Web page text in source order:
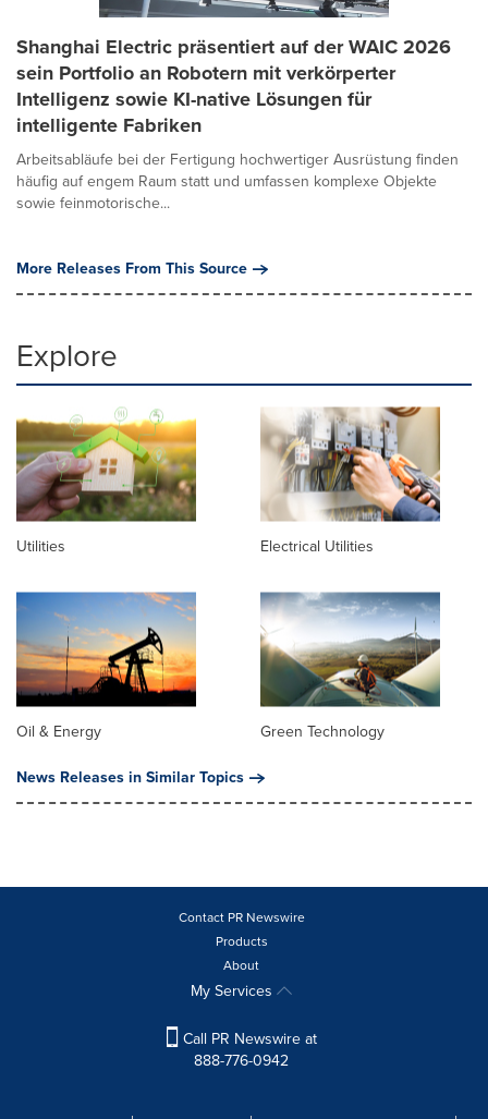
Shanghai Electric präsentiert auf der WAIC 2026
sein Portfolio an Robotern mit verkörperter
Intelligenz sowie KI-native Lösungen für
intelligente Fabriken
Arbeitsabläufe bei der Fertigung hochwertiger Ausrüstung finden
häufig auf engem Raum statt und umfassen komplexe Objekte
sowie feinmotorische...
More Releases From This Source
Explore
Utilities Electrical Utilities
Oil & Energy
Green Technology
News Releases in Similar Topics
Contact PR Newswire
Products
About
My Services
Call PR Newswire at
888-776-0942